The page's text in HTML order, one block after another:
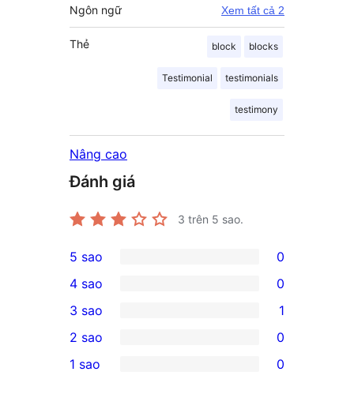
Ngôn ngữ Xem tất cả 2
Thẻ block blocks
Testimonial testimonials
testimony
Nâng cao
Đánh giá
3 trên 5 sao.
0
5-
star
reviews
5 sao 0
4-
star
reviews
4 sao 0
1
3-
star
3 sao 1
2-
2 sao 0
1 sao 0